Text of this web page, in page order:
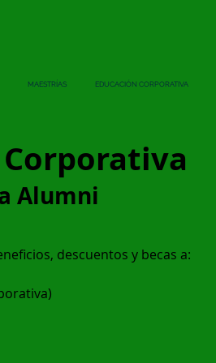
MAESTRÍAS EDUCACIÓN CORPORATIVA
Alumni
descuentos y becas a: